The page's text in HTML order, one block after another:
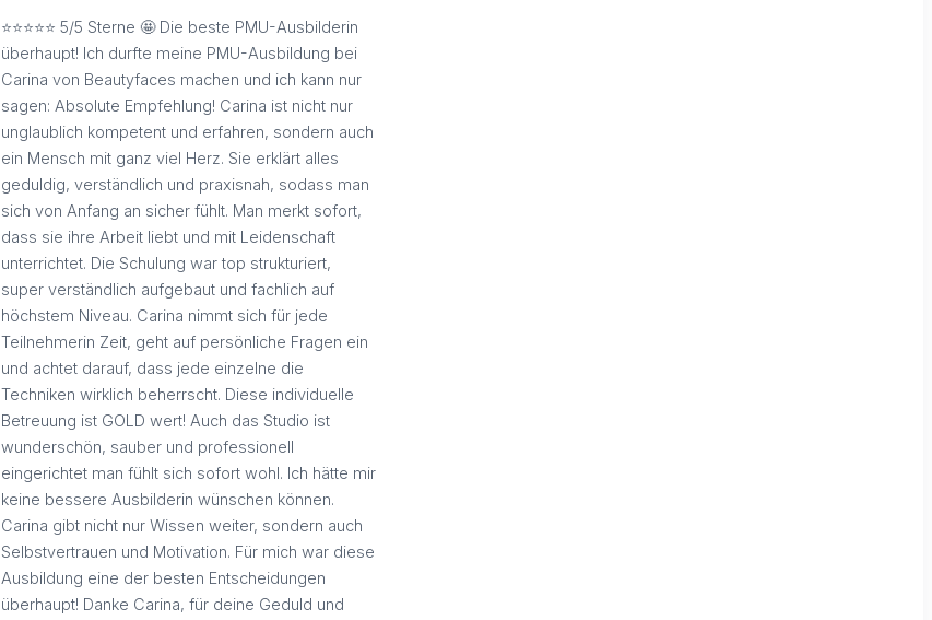
⭐️⭐️⭐️⭐️⭐️ 5/5 Sterne 🤩 Die beste PMU-Ausbilderin
überhaupt! Ich durfte meine PMU-Ausbildung bei
Carina von Beautyfaces machen und ich kann nur
sagen: Absolute Empfehlung! Carina ist nicht nur
unglaublich kompetent und erfahren, sondern auch
ein Mensch mit ganz viel Herz. Sie erklärt alles
geduldig, verständlich und praxisnah, sodass man
sich von Anfang an sicher fühlt. Man merkt sofort,
dass sie ihre Arbeit liebt und mit Leidenschaft
unterrichtet. Die Schulung war top strukturiert,
super verständlich aufgebaut und fachlich auf
höchstem Niveau. Carina nimmt sich für jede
Teilnehmerin Zeit, geht auf persönliche Fragen ein
und achtet darauf, dass jede einzelne die
Techniken wirklich beherrscht. Diese individuelle
Betreuung ist GOLD wert! Auch das Studio ist
wunderschön, sauber und professionell
eingerichtet man fühlt sich sofort wohl. Ich hätte mir
keine bessere Ausbilderin wünschen können.
Carina gibt nicht nur Wissen weiter, sondern auch
Selbstvertrauen und Motivation. Für mich war diese
Ausbildung eine der besten Entscheidungen
überhaupt! Danke Carina, für deine Geduld und